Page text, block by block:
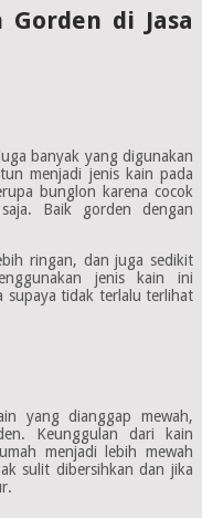
di Jasa
banyak yang digunakan
menjadi jenis kain pada
bunglon karena cocok
Baik gorden dengan
ringan, dan juga sedikit
jenis kain ini
supaya tidak terlalu terlihat
yang dianggap mewah,
Keunggulan dari kain
menjadi lebih mewah
sulit dibersihkan dan jika